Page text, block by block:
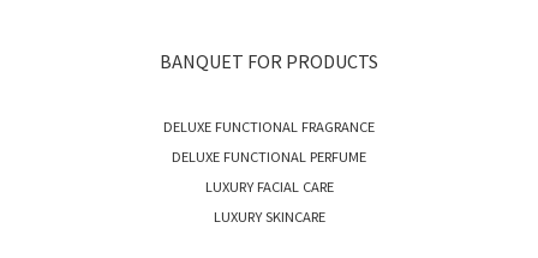
BANQUET FOR PRODUCTS
DELUXE FUNCTIONAL FRAGRANCE
DELUXE FUNCTIONAL PERFUME
LUXURY FACIAL CARE
LUXURY SKINCARE